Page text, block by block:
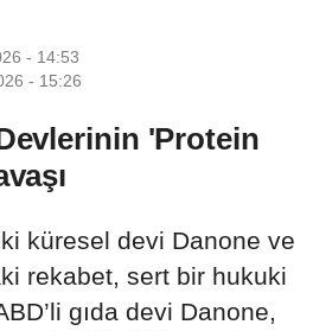
- 14:53
- 15:26
'Protein
küresel devi Danone ve
rekabet, sert bir hukuki
gıda devi Danone,